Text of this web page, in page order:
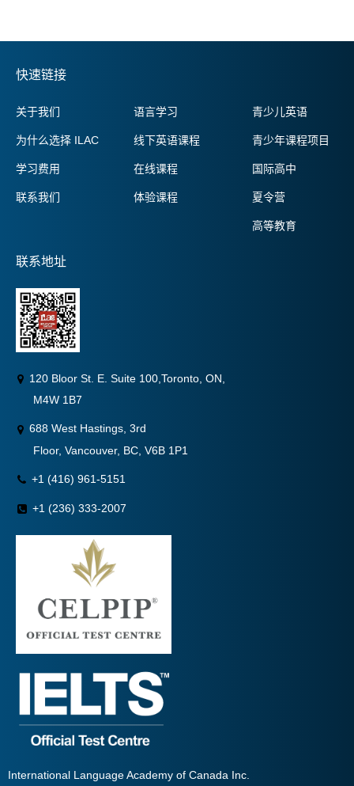
快速链接
关于我们
为什么选择 ILAC
学习费用
联系我们
语言学习
线下英语课程
在线课程
体验课程
青少儿英语
青少年课程项目
国际高中
夏令营
高等教育
联系地址
120 Bloor St. E. Suite 100, Toronto, ON,
M4W 1B7
688 West Hastings, 3rd
Floor, Vancouver, BC, V6B 1P1
+1 (416) 961-5151
+1 (236) 333-2007
International Language Academy of Canada Inc.